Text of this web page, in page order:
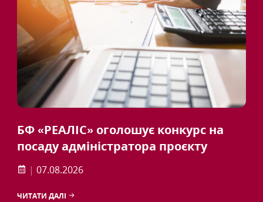
БФ «РЕАЛІС» оголошує конкурс на
посаду адміністратора проєкту
| 07.08.2026
ЧИТАТИ ДАЛІ